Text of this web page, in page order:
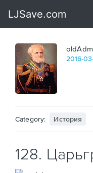
2016-03
Category: История
128.